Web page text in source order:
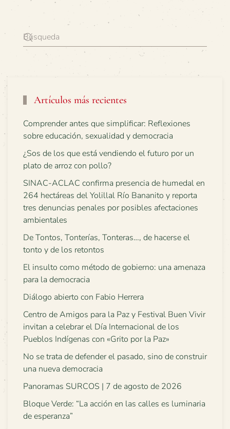
Artículos más recientes
Comprender antes que simplificar: Reflexiones
sobre educación, sexualidad y democracia
¿Sos de los que está vendiendo el futuro por un
plato de arroz con pollo?
SINAC-ACLAC confirma presencia de humedal en
264 hectáreas del Yolillal Río Bananito y reporta
tres denuncias penales por posibles afectaciones
ambientales
De Tontos, Tonterías, Tonteras…, de hacerse el
tonto y de los retontos
El insulto como método de gobierno: una amenaza
para la democracia
Diálogo abierto con Fabio Herrera
Centro de Amigos para la Paz y Festival Buen Vivir
invitan a celebrar el Día Internacional de los
Pueblos Indígenas con «Grito por la Paz»
No se trata de defender el pasado, sino de construir
una nueva democracia
Panoramas SURCOS | 7 de agosto de 2026
Bloque Verde: “La acción en las calles es luminaria
de esperanza”